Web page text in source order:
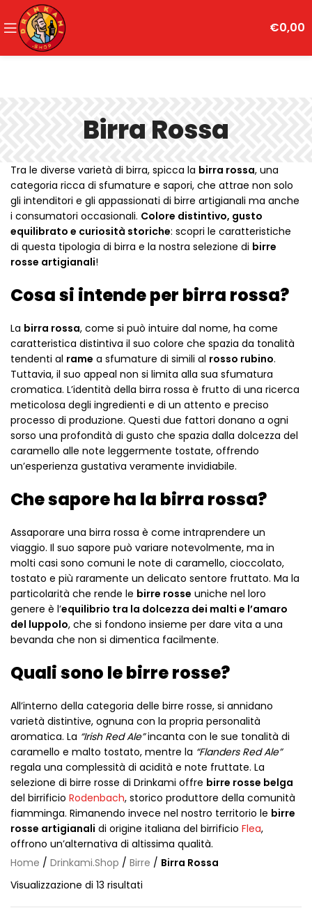
€0,00
Birra Rossa
Tra le diverse varietà di birra, spicca la birra rossa, una
categoria ricca di sfumature e sapori, che attrae non solo
gli intenditori e gli appassionati di birre artigianali ma anche
i consumatori occasionali. Colore distintivo, gusto
equilibrato e curiosità storiche: scopri le caratteristiche
di questa tipologia di birra e la nostra selezione di birre
rosse artigianali!
Cosa si intende per birra rossa?
La birra rossa, come si può intuire dal nome, ha come
caratteristica distintiva il suo colore che spazia da tonalità
tendenti al rame a sfumature di simili al rosso rubino.
Tuttavia, il suo appeal non si limita alla sua sfumatura
cromatica. L’identità della birra rossa è frutto di una ricerca
meticolosa degli ingredienti e di un attento e preciso
processo di produzione. Questi due fattori donano a ogni
sorso una profondità di gusto che spazia dalla dolcezza del
caramello alle note leggermente tostate, offrendo
un’esperienza gustativa veramente invidiabile.
Che sapore ha la birra rossa?
Assaporare una birra rossa è come intraprendere un
viaggio. Il suo sapore può variare notevolmente, ma in
molti casi sono comuni le note di caramello, cioccolato,
tostato e più raramente un delicato sentore fruttato. Ma la
particolarità che rende le birre rosse uniche nel loro
genere è l’equilibrio tra la dolcezza dei malti e l’amaro
del luppolo, che si fondono insieme per dare vita a una
bevanda che non si dimentica facilmente.
Quali sono le birre rosse?
All’interno della categoria delle birre rosse, si annidano
varietà distintive, ognuna con la propria personalità
aromatica. La “Irish Red Ale”incanta con le sue tonalità di
caramello e malto tostato, mentre la “Flanders Red Ale”
regala una complessità di acidità e note fruttate. La
selezione di birre rosse di Drinkami offre birre rosse belga
del birrificio Rodenbach, storico produttore della comunità
fiamminga. Rimanendo invece nel nostro territorio le birre
rosse artigianali di origine italiana del birrificio Flea,
offrono un’alternativa di altissima qualità.
Home / Drinkami.Shop / Birre / Birra Rossa
Visualizzazione di 13 risultati